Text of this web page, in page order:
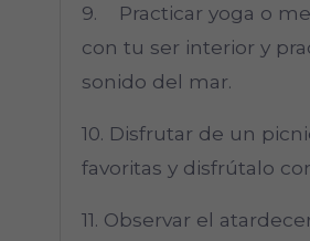
9. Practicar yoga o
con tu ser interior y
sonido del mar.
10. Disfrutar de un
favoritas y disfrútalo
11. Observar el